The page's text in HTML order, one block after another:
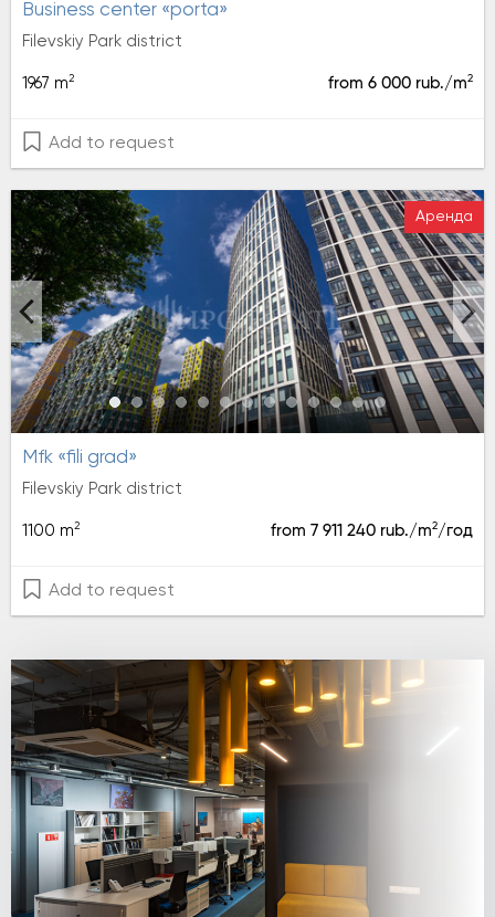
Business center «porta»
Filevskiy Park district
1967 m2 from 6 000 rub./m2
Add to request
Аренда
mfk «fili grad»
Filevskiy Park district
1100 m2 from 7 911 240 rub./m2/год
Add to request